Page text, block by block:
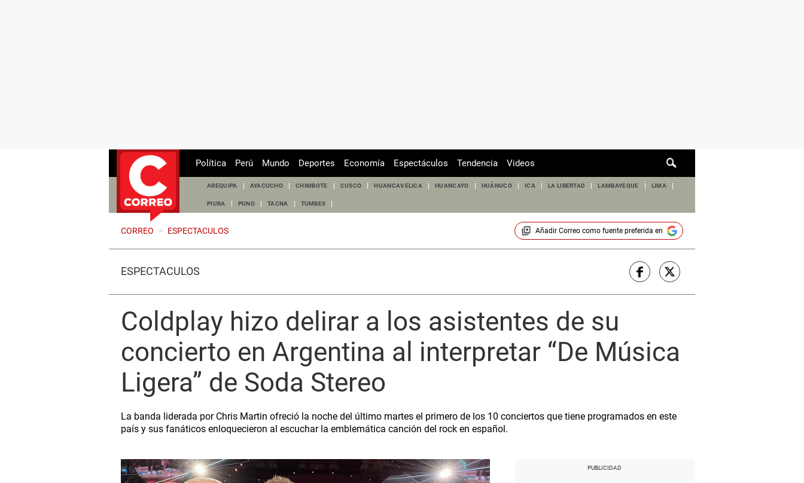
de
Política Perú Mundo Deportes Economía Espectáculos Tendencia Videos
AREQUIPA AYACUCHO CHIMBOTE CUSCO HUANCAVELICA HUANCAYO HUÁNUCO ICA LA LIBERTAD LAMBAYEQUE LIMA
PIURA PUNO TACNA TUMBES
CORREO > ESPECTACULOS Añadir Correocomo fuente preferida en
ESPECTÁCULOS
Coldplay hizo delirar a los asistentes de su
concierto en Argentina al interpretar “De Música
Ligera” de Soda Stereo
La banda liderada por Chris Martin ofreció la noche del último martes el primero de los 10 conciertos que tiene programados en este
país y sus fanáticos enloquecieron al escuchar la emblemática canción del rock en español.